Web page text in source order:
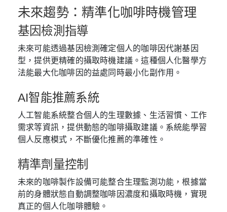
未來趨勢：精準化咖啡時機管理
基因檢測指導
未來可能透過基因檢測確定個人的咖啡因代謝基因
型，提供更精確的攝取時機建議。這種個人化醫學方
法能最大化咖啡因的益處同時最小化副作用。
AI智能推薦系統
人工智能系統整合個人的生理數據、生活習慣、工作
需求等資訊，提供動態的咖啡攝取建議。系統能學習
個人反應模式，不斷優化推薦的準確性。
精準劑量控制
未來的咖啡製作設備可能整合生理監測功能，根據當
前的身體狀態自動調整咖啡因濃度和攝取時機，實現
真正的個人化咖啡體驗。